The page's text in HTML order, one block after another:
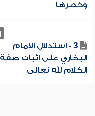
وخطرها
3 - استدلال الإمام
البخاري على إثبات صفة
الكلام لله تعالى